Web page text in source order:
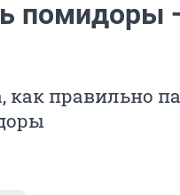
помидоры
как правильно